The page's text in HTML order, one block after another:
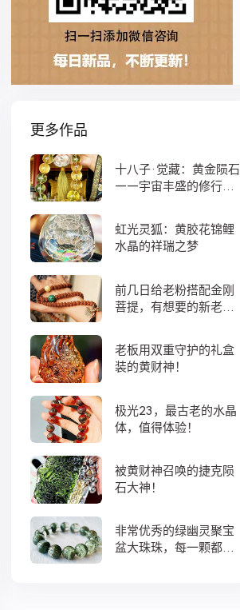
更多作品
十八子·觉藏：黄金陨石
——宇宙丰盛的修行之
虹光灵狐：黄胶花锦鲤
水晶的祥瑞之梦
前几日给老粉搭配金刚
菩提，有想要的新老
老板用双重守护的礼盒
装的黄财神！
极光23，最古老的水晶
体，值得体验！
被黄财神召唤的捷克陨
石大神！
非常优秀的绿幽灵聚宝
盆大珠珠，每一颗都蕴